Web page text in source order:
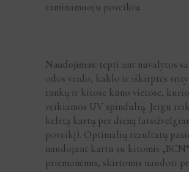
raminamuoju poveikiu.
Naudojimas: tepti ant nuvalytos
odos veido, kaklo ir iškirptės
rankų ir kitose kūno vietose,
veikiamos UV spindulių. Jeigu
keletą kartų per dieną
poveikį). Optimalių rezultatų
naudojant kartu su kitomis „BCN“
priemonėmis, skirtomis naudoti